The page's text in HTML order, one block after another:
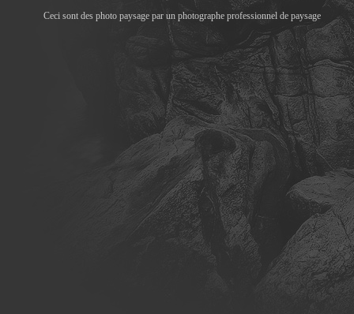
Ceci sont des photo paysage par un photographe professionnel de paysage